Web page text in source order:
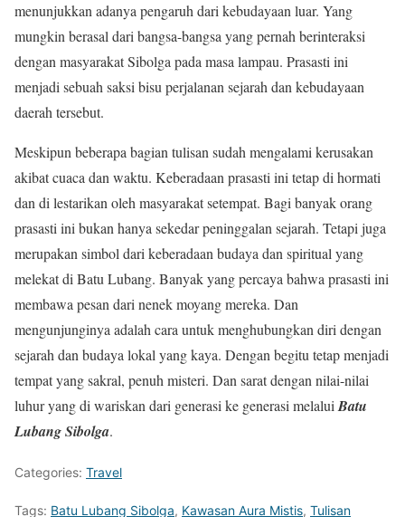
menunjukkan adanya pengaruh dari kebudayaan luar. Yang
mungkin berasal dari bangsa-bangsa yang pernah berinteraksi
dengan masyarakat Sibolga pada masa lampau. Prasasti ini
menjadi sebuah saksi bisu perjalanan sejarah dan kebudayaan
daerah tersebut.
Meskipun beberapa bagian tulisan sudah mengalami kerusakan
akibat cuaca dan waktu. Keberadaan prasasti ini tetap di hormati
dan di lestarikan oleh masyarakat setempat. Bagi banyak orang
prasasti ini bukan hanya sekedar peninggalan sejarah. Tetapi juga
merupakan simbol dari keberadaan budaya dan spiritual yang
melekat di Batu Lubang. Banyak yang percaya bahwa prasasti ini
membawa pesan dari nenek moyang mereka. Dan
mengunjunginya adalah cara untuk menghubungkan diri dengan
sejarah dan budaya lokal yang kaya. Dengan begitu tetap menjadi
tempat yang sakral, penuh misteri. Dan sarat dengan nilai-nilai
luhur yang di wariskan dari generasi ke generasi melaluiBatu
Lubang Sibolga.
Categories: Travel
Tags: Batu Lubang Sibolga, Kawasan Aura Mistis, Tulisan